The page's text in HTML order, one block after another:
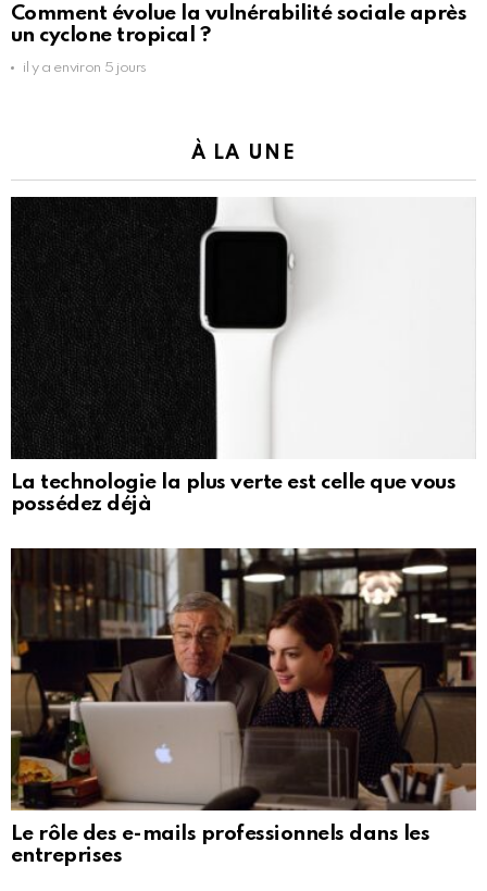
Comment évolue la vulnérabilité sociale après
un cyclone tropical ?
il y a environ 5 jours
À LA UNE
La technologie la plus verte est celle que vous
possédez déjà
Le rôle des e-mails professionnels dans les
entreprises